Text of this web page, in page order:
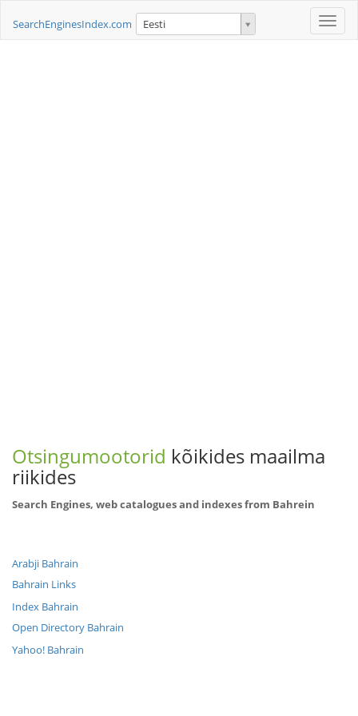
Toggle
SearchEnginesIndex.com Eesti
Otsingumootorid kõikides maailma
riikides
Search Engines, web catalogues and indexes from Bahrein
Arabji Bahrain
Bahrain Links
Index Bahrain
Open Directory Bahrain
Yahoo! Bahrain